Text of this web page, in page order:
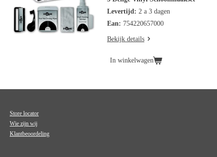
Levertijd: 2 a 3 dagen
Ean: 754220657000
Bekijk details
In winkelwagen
Store locator
Wie zijn wij
Klantbeoordeling